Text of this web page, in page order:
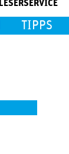
LESERSERVICE
TIPPS